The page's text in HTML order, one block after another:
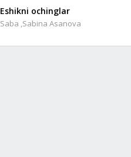
Eshikni ochinglar
Saba ,Sabina Asanova